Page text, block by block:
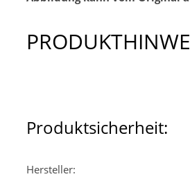
Produktsicherheit:
Hersteller: